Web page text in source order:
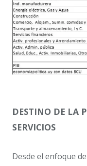
DESTINO DE LA
SERVICIOS
Desde el enfoque